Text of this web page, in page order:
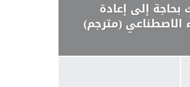
إلى إعادة
الاصطناعي (مترجم)